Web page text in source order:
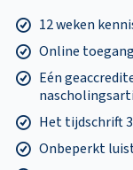
12 weken
Online
Eén
Het tijdschrift
Onbeperkt